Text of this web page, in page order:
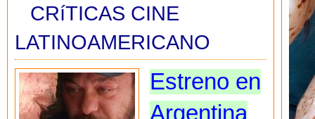
CRíTICAS CINE
LATINOAMERICANO
Estreno en
Argentina